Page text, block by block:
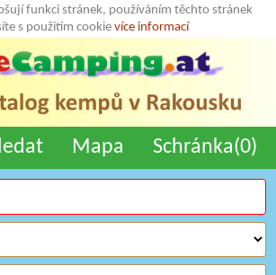
funkci stránek, používáním těchto stránek
s použitím cookie více informací
Mapa Schránka(0)